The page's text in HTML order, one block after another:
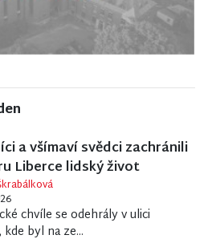
a všímaví svědci zachránili
Liberce lidský život
chvíle se odehrály v ulici
kde byl na ze...